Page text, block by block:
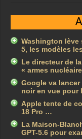
Washington lève
5, les modèles
Le directeur de
« armes
Google va lancer
noir en vue pour
Apple tente de
18 Pro …
La Maison-
GPT-5.6 pour